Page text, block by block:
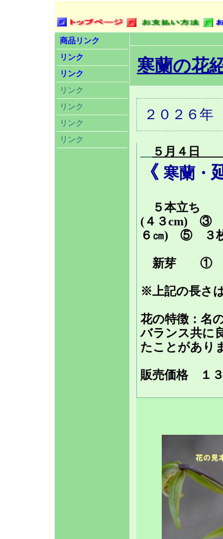
商品リンク
リンク
リンク
リンク
リンク
リンク
リンク
寒蘭の花
２０２６
５月４日
《 寒蘭・
５本立ち
(４３cm) ③
６㎝) ⑤ ３枚
新芽 ①
※上記の長さ
花の特徴：名
バランス共に
たことがあり
販売価格 １